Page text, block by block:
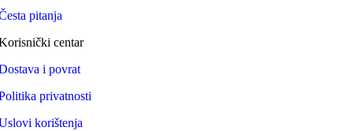
pitanja
centar
i povrat
privatnosti
korištenja